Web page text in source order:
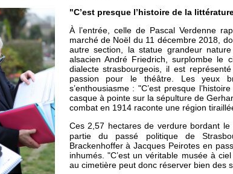
"C’est presque l’histoire de la
À l’entrée, celle de Pascal Verdenne
marché de Noël du 11 décembre 2018,
autre section, la statue grandeur
alsacien André Friedrich, surplombe le
dialecte strasbourgeois, il est
passion pour le théâtre. Les yeux
s’enthousiasme : "C’est presque
casque à pointe sur la sépulture de
combat en 1914 raconte une région
Ces 2,57 hectares de verdure bordant le
partie du passé politique de
Brackenhoffer à Jacques Peirotes en
inhumés. "C’est un véritable musée à
au cimetière peut donc réserver bien des